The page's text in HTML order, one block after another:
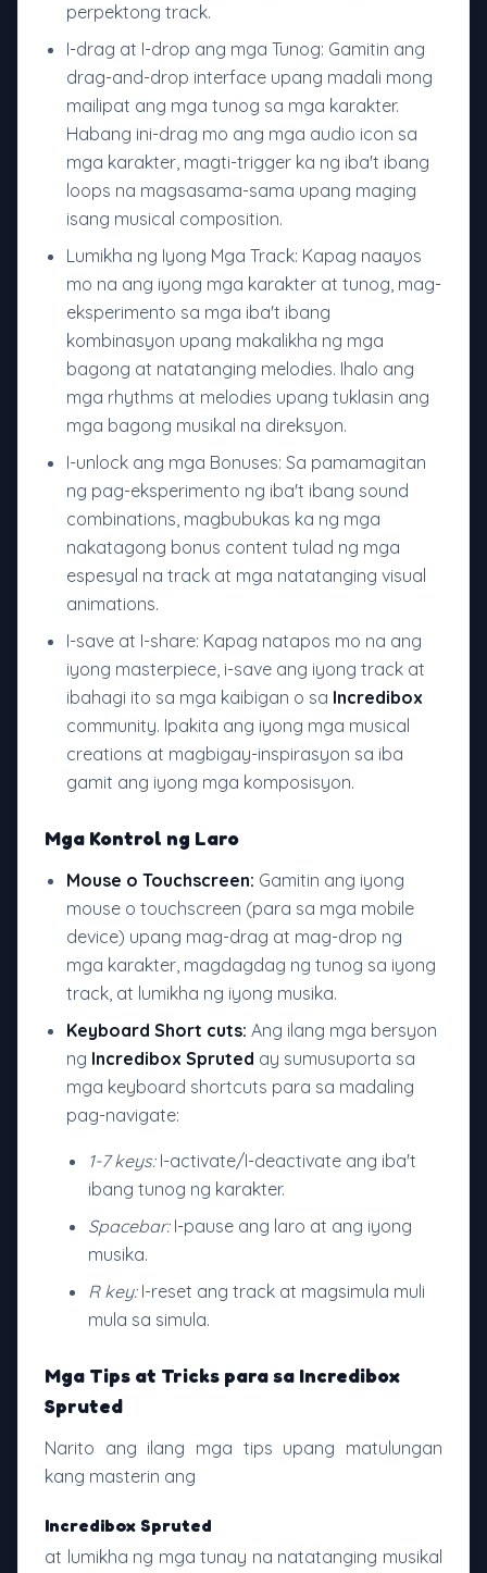
perpektong track.
I-drag at I-drop ang mga Tunog: Gamitin ang
drag-and-drop interface upang madali mong
mailipat ang mga tunog sa mga karakter.
Habang ini-drag mo ang mga audio icon sa
mga karakter, magti-trigger ka ng iba't ibang
loops na magsasama-sama upang maging
isang musical composition.
Lumikha ng Iyong Mga Track: Kapag naayos
mo na ang iyong mga karakter at tunog, mag-
eksperimento sa mga iba't ibang
kombinasyon upang makalikha ng mga
bagong at natatanging melodies. Ihalo ang
mga rhythms at melodies upang tuklasin ang
mga bagong musikal na direksyon.
I-unlock ang mga Bonuses: Sa pamamagitan
ng pag-eksperimento ng iba't ibang sound
combinations, magbubukas ka ng mga
nakatagong bonus content tulad ng mga
espesyal na track at mga natatanging visual
animations.
I-save at I-share: Kapag natapos mo na ang
iyong masterpiece, i-save ang iyong track at
ibahagi ito sa mga kaibigan o sa Incredibox
community. Ipakita ang iyong mga musical
creations at magbigay-inspirasyon sa iba
gamit ang iyong mga komposisyon.
Mga Kontrol ng Laro
Mouse o Touchscreen: Gamitin ang iyong
mouse o touchscreen (para sa mga mobile
device) upang mag-drag at mag-drop ng
mga karakter, magdagdag ng tunog sa iyong
track, at lumikha ng iyong musika.
Keyboard Short cuts: Ang ilang mga bersyon
ng Incredibox Spruted ay sumusuporta sa
mga keyboard shortcuts para sa madaling
pag-navigate:
1-7 keys:I-activate/I-deactivate ang iba't
ibang tunog ng karakter.
Spacebar:I-pause ang laro at ang iyong
musika.
R key:I-reset ang track at magsimula muli
mula sa simula.
Mga Tips at Tricks para sa Incredibox
Spruted
Narito ang ilang mga tips upang matulungan
kang masterin ang
Incredibox Spruted
at lumikha ng mga tunay na natatanging musikal